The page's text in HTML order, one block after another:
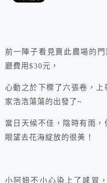
前一陣子看見賣此農場的
廳費用$30元，
心動之於下標了六張卷，
家浩浩蕩蕩的出發了~
當日天候不佳，陰時有雨
眼望去花海綻放的很美！
小阿妞不小心染上了感冒